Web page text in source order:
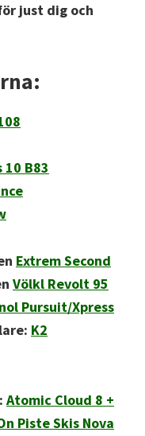
just dig och
B83
Extrem Second
Völkl Revolt 95
Pursuit/Xpress
K2
Atomic Cloud 8 +
Piste Skis Nova